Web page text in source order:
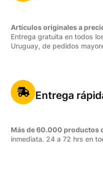
Artículos originales a
Entrega gratuita en todos
Uruguay, de pedidos
Entrega
Más de 60.000 productos
inmediata. 24 a 72 hrs en